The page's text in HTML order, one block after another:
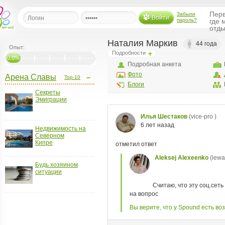
Войти
Забыли
пароль?
где
друзей
Опыт:
0.0%
Top-10
Арена Славы
Секреты
Эмиграции
Недвижимость на
Северном
Кипре
Будь хозяином
ситуации
Наталия Маркив 44 года
Подробности
Подробная анкета
Фото
Блоги